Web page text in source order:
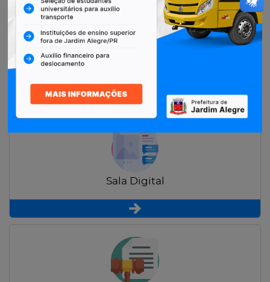
Restituição de Contribuintes
Sala Digital